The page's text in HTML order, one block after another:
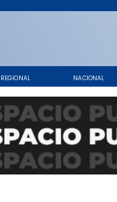
REGIONAL NACIONAL